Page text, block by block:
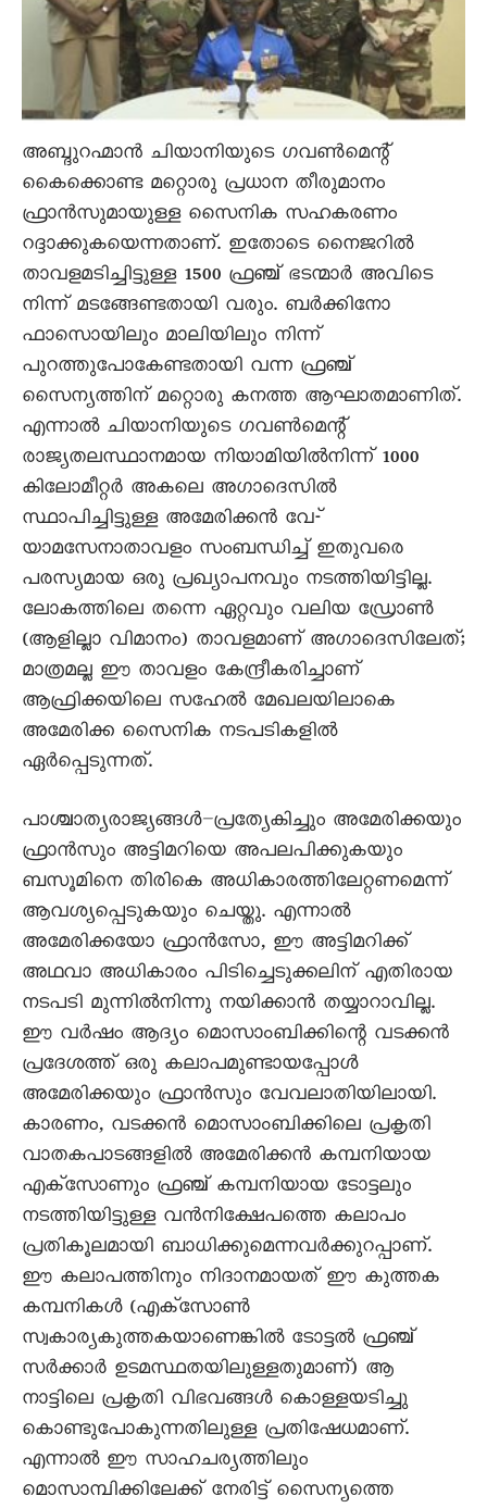
അബ്ദുറഹ്മാൻ ചിയാനിയുടെ ഗവൺമെന്റ്
കെെക്കൊണ്ട മറ്റൊരു പ്രധാന തീരുമാനം
ഫ്രാൻസുമായുള്ള സെെനിക സഹകരണം
റദ്ദാക്കുകയെന്നതാണ്. ഇതോടെ നെെജറിൽ
താവളമടിച്ചിട്ടുള്ള 1500 ഫ്രഞ്ച് ഭടന്മാർ അവിടെ
നിന്ന് മടങ്ങേണ്ടതായി വരും. ബർക്കിനോ
ഫാസൊയിലും മാലിയിലും നിന്ന്
പുറത്തുപോകേണ്ടതായി വന്ന ഫ്രഞ്ച്
സെെന്യത്തിന് മറ്റൊരു കനത്ത ആഘാതമാണിത്.
എന്നാൽ ചിയാനിയുടെ ഗവൺമെന്റ്
രാജ്യതലസ്ഥാനമായ നിയാമിയിൽനിന്ന് 1000
കിലോമീറ്റർ അകലെ അഗാദെസിൽ
സ്ഥാപിച്ചിട്ടുള്ള അമേരിക്കൻ വേ-്
യാമസേനാതാവളം സംബന്ധിച്ച് ഇതുവരെ
പരസ്യമായ ഒരു പ്രഖ്യാപനവും നടത്തിയിട്ടില്ല.
ലോകത്തിലെ തന്നെ ഏറ്റവും വലിയ ഡ്രോൺ
(ആളില്ലാ വിമാനം) താവളമാണ് അഗാദെസിലേത്;
മാത്രമല്ല ഈ താവളം കേന്ദ്രീകരിച്ചാണ്
ആഫ്രിക്കയിലെ സഹേൽ മേഖലയിലാകെ
അമേരിക്ക സെെനിക നടപടികളിൽ
ഏർപ്പെടുന്നത്.
പാശ്ചാത്യരാജ്യങ്ങൾ–പ്രത്യേകിച്ചും അമേരിക്കയും
ഫ്രാൻസും അട്ടിമറിയെ അപലപിക്കുകയും
ബസൂമിനെ തിരികെ അധികാരത്തിലേറ്റണമെന്ന്
ആവശ്യപ്പെടുകയും ചെയ്തു. എന്നാൽ
അമേരിക്കയോ ഫ്രാൻസോ, ഈ അട്ടിമറിക്ക്
അഥവാ അധികാരം പിടിച്ചെടുക്കലിന് എതിരായ
നടപടി മുന്നിൽനിന്നു നയിക്കാൻ തയ്യാറാവില്ല.
ഈ വർഷം ആദ്യം മൊസാംബിക്കിന്റെ വടക്കൻ
പ്രദേശത്ത് ഒരു കലാപമുണ്ടായപ്പോൾ
അമേരിക്കയും ഫ്രാൻസും വേവലാതിയിലായി.
കാരണം, വടക്കൻ മൊസാംബിക്കിലെ പ്രകൃതി
വാതകപാടങ്ങളിൽ അമേരിക്കൻ കമ്പനിയായ
എക്സോണും ഫ്രഞ്ച് കമ്പനിയായ ടോട്ടലും
നടത്തിയിട്ടുള്ള വൻനിക്ഷേപത്തെ കലാപം
പ്രതികൂലമായി ബാധിക്കുമെന്നവർക്കുറപ്പാണ്.
ഈ കലാപത്തിനും നിദാനമായത് ഈ കുത്തക
കമ്പനികൾ (എക്സോൺ
സ്വകാര്യകുത്തകയാണെങ്കിൽ ടോട്ടൽ ഫ്രഞ്ച്
സർക്കാർ ഉടമസ്ഥതയിലുള്ളതുമാണ്) ആ
നാട്ടിലെ പ്രകൃതി വിഭവങ്ങൾ കൊള്ളയടിച്ചു
കൊണ്ടുപോകുന്നതിലുള്ള പ്രതിഷേധമാണ്.
എന്നാൽ ഈ സാഹചര്യത്തിലും
മൊസാമ്പിക്കിലേക്ക് നേരിട്ട് സെെന്യത്തെ